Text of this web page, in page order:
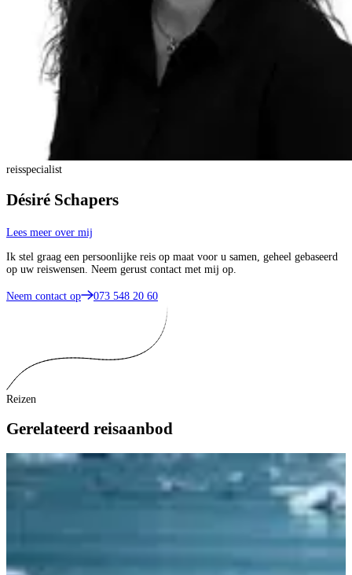
reisspecialist
Désiré Schapers
Lees meer over mij
Ik stel graag een persoonlijke reis op maat voor u samen, geheel gebaseerd
op uw reiswensen. Neem gerust contact met mij op.
Neem contact op 073 548 20 60
Reizen
Gerelateerd reisaanbod